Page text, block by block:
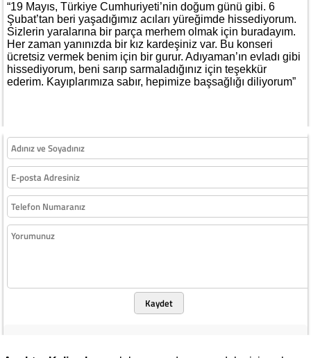
“19 Mayıs, Türkiye Cumhuriyeti’nin doğum günü gibi. 6
Şubat’tan beri yaşadığımız acıları yüreğimde hissediyorum.
Sizlerin yaralarına bir parça merhem olmak için buradayım.
Her zaman yanınızda bir kız kardeşiniz var. Bu konseri
ücretsiz vermek benim için bir gurur. Adıyaman’ın evladı gibi
hissediyorum, beni sarıp sarmaladığınız için teşekkür
ederim. Kayıplarımıza sabır, hepimize başsağlığı diliyorum”
Kaydet